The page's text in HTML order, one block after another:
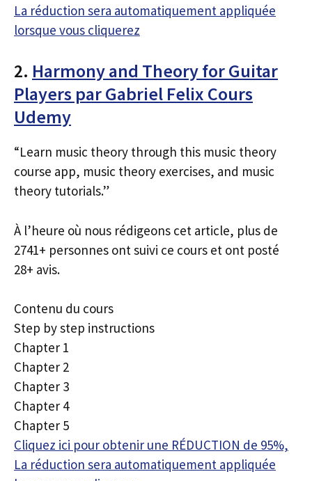
La réduction sera automatiquement appliquée
lorsque vous cliquerez
2. Harmony and Theory for Guitar
Players par Gabriel Felix Cours
Udemy
“Learn music theory through this music theory
course app, music theory exercises, and music
theory tutorials.”
À l’heure où nous rédigeons cet article, plus de
2741+ personnes ont suivi ce cours et ont posté
28+ avis.
Contenu du cours
Step by step instructions
Chapter 1
Chapter 2
Chapter 3
Chapter 4
Chapter 5
Cliquez ici pour obtenir une RÉDUCTION de 95%,
La réduction sera automatiquement appliquée